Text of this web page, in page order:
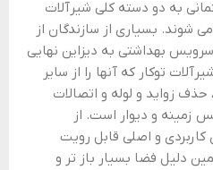
به دو دسته کلی شیرآلات
شوند. بسیاری از سازندگان از
بهداشتی به دیزاین نهایی
توکار که آنها را از سایر
زواید و لوله و اتصالات
زمینه و دیوار است. از
و اصلی قابل رویت
دلیل فضا بسیار باز تر و